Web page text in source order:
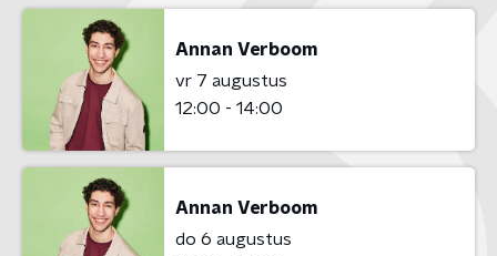
Annan Verboom
vr 7 augustus
12:00 - 14:00
Annan Verboom
do 6 augustus